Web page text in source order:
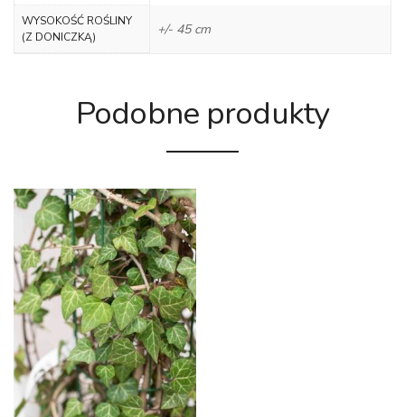
WYSOKOŚĆ ROŚLINY
(Z DONICZKĄ)
+/- 45 cm
Podobne produkty